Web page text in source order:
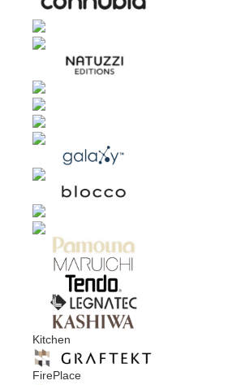
Kitchen
FirePlace